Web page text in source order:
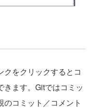
をクリックするとコ
ます。 Gitではコミッ
のコミット／コメント